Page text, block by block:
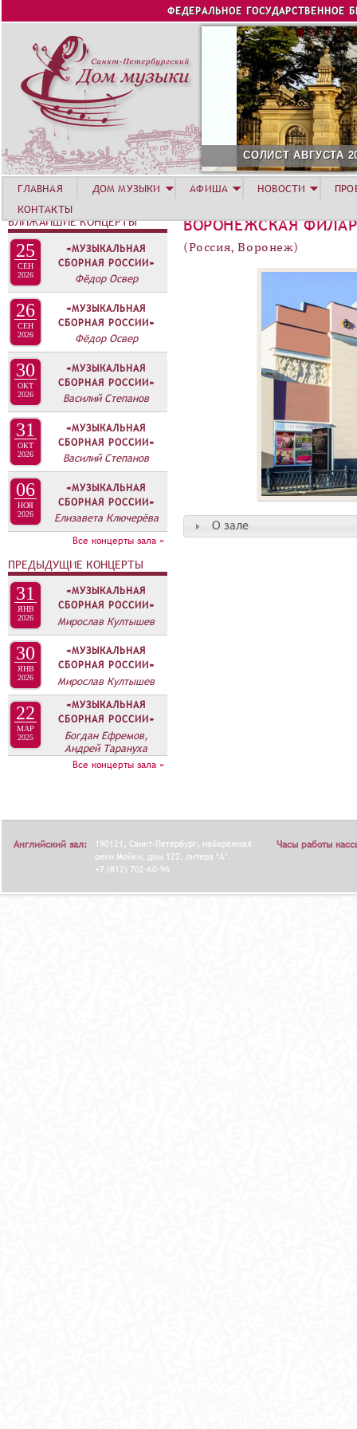
Jump to navigation
ФЕДЕРАЛЬНОЕ ГОСУДАРСТВЕННОЕ
СОЛИСТ АВГУСТА 2026
ВОРОНЕЖСКАЯ
(Россия, Воронеж)
О зале
ГЛАВНАЯ ДОМ МУЗЫКИ АФИША НОВОСТИ
КОНТАКТЫ
БЛИЖАЙШИЕ КОНЦЕРТЫ
25
СЕН
2026
«МУЗЫКАЛЬНАЯ
СБОРНАЯ РОССИИ»
Фёдор Освер
26
СЕН
2026
«МУЗЫКАЛЬНАЯ
СБОРНАЯ РОССИИ»
Фёдор Освер
30
ОКТ
2026
«МУЗЫКАЛЬНАЯ
СБОРНАЯ РОССИИ»
Василий Степанов
31
ОКТ
2026
«МУЗЫКАЛЬНАЯ
СБОРНАЯ РОССИИ»
Василий Степанов
06
НОЯ
2026
«МУЗЫКАЛЬНАЯ
СБОРНАЯ РОССИИ»
Елизавета Ключерёва
Все концерты зала »
ПРЕДЫДУЩИЕ КОНЦЕРТЫ
31
ЯНВ
2026
«МУЗЫКАЛЬНАЯ
СБОРНАЯ РОССИИ»
Мирослав Култышев
30
ЯНВ
2026
«МУЗЫКАЛЬНАЯ
СБОРНАЯ РОССИИ»
Мирослав Култышев
22
МАР
2025
«МУЗЫКАЛЬНАЯ
СБОРНАЯ РОССИИ»
Богдан Ефремов,
Андрей Тарануха
Все концерты зала »
Английский зал:
190121, Санкт-Петербург, набережная
реки Мойки, дом 122, литера "А".
+7 (812) 702-60-96
Часы работы